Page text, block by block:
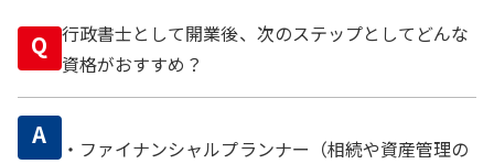
Q 行政書士として開業後、次のステップとしてどんな
資格がおすすめ？
A
・ファイナンシャルプランナー（相続や資産管理の